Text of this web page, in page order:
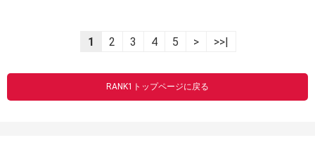
1 2 3 4 5 > >>|
RANK1トップページに戻る